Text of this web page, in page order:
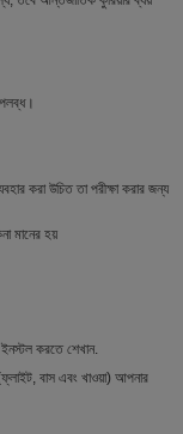
করা উচিত তা পরীক্ষা করার জন্য
মানের হয়
করতে শেখান.
বাস এবং খাওয়া) আপনার